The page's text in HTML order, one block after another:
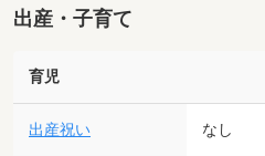
出産・子育て
育児
出産祝い なし